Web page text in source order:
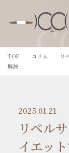
TOP コラム
リ
解説
2025.01.21
リベル
イエッ